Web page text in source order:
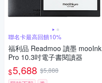
聯名卡最高回饋10%
福利品 Readmoo 讀墨 mooInk
Pro 10.3吋電子書閱讀器
$5,688 $5,888